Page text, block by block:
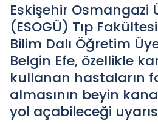
Eskişehir Osmangazi
(ESOGÜ) Tıp
Bilim Dalı Öğretim
Belgin Efe, özellikle
kullanan hastaların
almasının beyin
yol açabileceği